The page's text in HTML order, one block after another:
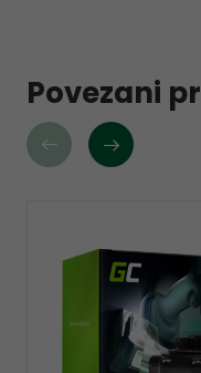
Povezani